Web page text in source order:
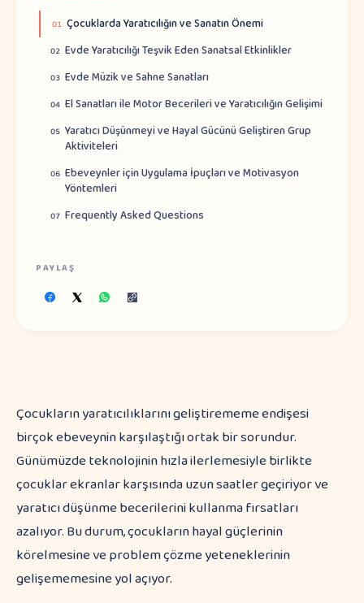
01 Çocuklarda Yaratıcılığın ve Sanatın Önemi
02 Evde Yaratıcılığı Teşvik Eden Sanatsal Etkinlikler
03 Evde Müzik ve Sahne Sanatları
04 El Sanatları ile Motor Becerileri ve Yaratıcılığın Gelişimi
05 Yaratıcı Düşünmeyi ve Hayal Gücünü Geliştiren Grup
Aktiviteleri
06 Ebeveynler için Uygulama İpuçları ve Motivasyon
Yöntemleri
07 Frequently Asked Questions
PAYLAŞ
Çocukların yaratıcılıklarını geliştirememe endişesi
birçok ebeveynin karşılaştığı ortak bir sorundur.
Günümüzde teknolojinin hızla ilerlemesiyle birlikte
çocuklar ekranlar karşısında uzun saatler geçiriyor ve
yaratıcı düşünme becerilerini kullanma fırsatları
azalıyor. Bu durum, çocukların hayal güçlerinin
körelmesine ve problem çözme yeteneklerinin
gelişememesine yol açıyor.